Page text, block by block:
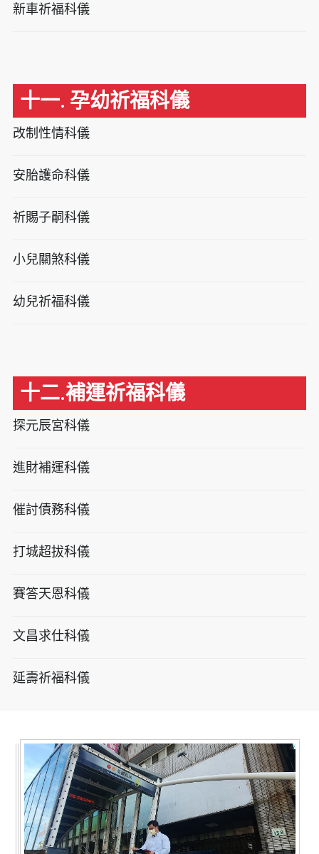
新車祈福科儀
十一. 孕幼祈福科儀
改制性情科儀
安胎護命科儀
祈賜子嗣科儀
小兒關煞科儀
幼兒祈福科儀
十二.補運祈福科儀
探元辰宮科儀
進財補運科儀
催討債務科儀
打城超拔科儀
賽答天恩科儀
文昌求仕科儀
延壽祈福科儀